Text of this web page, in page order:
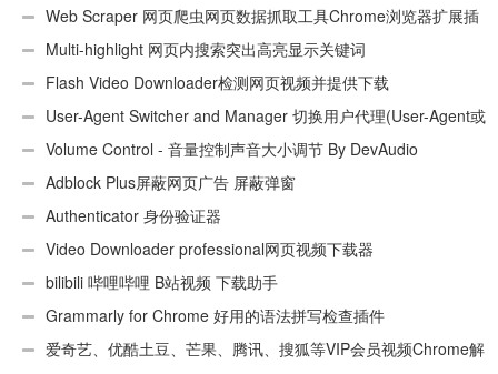
Web Scraper 网页爬虫网页数据抓取工具Chrome浏览器扩展插
件 Multi-highlight 网页内搜索突出高亮显示关键词
Flash Video Downloader检测网页视频并提供下载
User-Agent Switcher and Manager 切换用户代理(User-Agent或
UA)Volume Control - 音量控制声音大小调节 By DevAudio
Adblock Plus屏蔽网页广告 屏蔽弹窗
Authenticator 身份验证器
Video Downloader professional网页视频下载器
bilibili 哔哩哔哩 B站视频 下载助手
Grammarly for Chrome 好用的语法拼写检查插件
爱奇艺、优酷土豆、芒果、腾讯、搜狐等VIP会员视频Chrome解